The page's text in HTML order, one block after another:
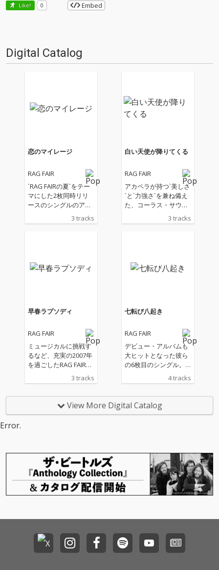
Like! 0 Embed
Digital Catalog
恋のマイレージ
RAG FAIR
`RAG FAIRの夏`をテー
マにした2枚同時リリ
ースのシングルのアッ
チ・ボーイズ的なハー
「LA BAMBA」をレゲ
エ風にカバー! (
3 tracks
白い天使が降りてくる
RAG FAIR
アカペラが持つ`美しさ
`と`力強さ`を兼ね備え
た、コーラス・サウン
ドに、シングルでは初
の4人のヴォーカルに
チCDシングル。
3 tracks
早春ラプソディ
RAG FAIR
ミュージカルに挑戦す
るなど、充実の2007年
を過ごしたRAG FAIRの
2008年第1弾シングル
です!タイトル曲は「夏
「赤い糸/LIVEラリー」
同様、`僕`を主人公と
ム・ナンバーとなって
います! (C)RS
3 tracks
七転び八起き
RAG FAIR
デビュー・アルバムも
大ヒットとなった彼ら
の6枚目のシングル。
タイトルからも分かる
ようにメッセージ性の
ーモアが加わった最強
のナンバー。カラオケ
4 tracks
View More Digital Catalog
Error.